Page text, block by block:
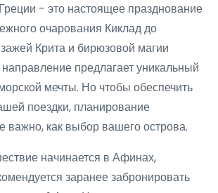
- это настоящее празднование
очарования Киклад до
Крита и бирюзовой магии
предлагает уникальный
мечты. Но чтобы обеспечить
поездки, планирование
важно, как выбор вашего острова.
начинается в Афинах,
заранее забронировать